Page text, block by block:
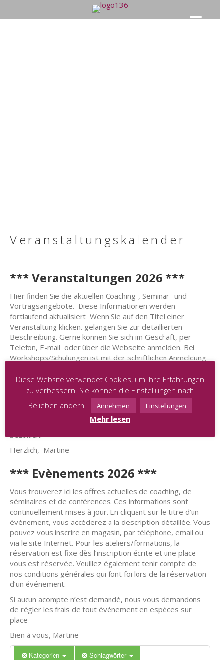
Veranstaltungskalender
*** Veranstaltungen 2026 ***
Hier finden Sie die aktuellen Coaching-, Seminar- und
Vortragsangebote. Diese Informationen werden
fortlaufend aktualisiert Wenn Sie auf den Titel einer
Veranstaltung klicken, gelangen Sie zur detaillierten
Beschreibung. Gerne können Sie sich im Geschäft, per
Telefon, E-mail oder über die Webseite anmelden. Bei
Workshops/Schulungen ist mit der schriftlichen Anmeldung
Bitte beachten Sie auch diesbezüglich unsere allgemeinen
Geschäftsbedingungen, die bei jeglicher Buchung einer
Veranstaltung bindend sind.
Wenn keine Vorauskasse gefragt ist, bitten wir Sie die
Gebühren für jegliche Veranstaltung in Cash vor Ort zu
bezahlen.
Herzlich, Martine
*** Evènements 2026 ***
Vous trouverez ici les offres actuelles de coaching, de
séminaires et de conférences. Ces informations sont
continuellement mises à jour. En cliquant sur le titre d’un
événement, vous accéderez à la description détaillée. Vous
pouvez vous inscrire en magasin, par téléphone, email ou
via le site Internet. Pour les ateliers/formations, la
réservation est fixe dès l’inscription écrite et une place
vous est réservée. Veuillez également tenir compte de
nos conditions générales qui font foi lors de la réservation
d’un événement.
Si aucun acompte n’est demandé, nous vous demandons
de régler les frais de tout événement en espèces sur
place.
Bien à vous, Martine
Kategorien Schlagwörter
Diese Website verwendet Cookies, um Ihre Erfahrungen
zu verbessern. Sie können die Einstellungen nach
Belieben ändern.
Annehmen Einstellungen
Mehr lesen